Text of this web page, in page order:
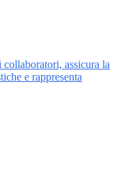
assicura la
e rappresenta